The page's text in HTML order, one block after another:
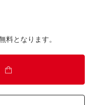
料となります。